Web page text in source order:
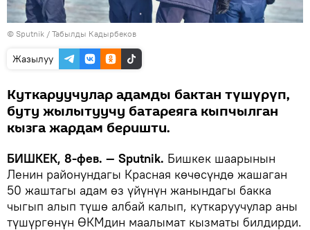
© Sputnik / Табылды Кадырбеков
Жазылуу
Куткаруучулар адамды бактан түшүрүп,
буту жылытуучу батареяга кыпчылган
кызга жардам беришти.
БИШКЕК, 8-фев. — Sputnik. Бишкек шаарынын
Ленин районундагы Красная көчөсүндө жашаган
50 жаштагы адам өз үйүнүн жанындагы бакка
чыгып алып түшө албай калып, куткаруучулар аны
түшүргөнүн ӨКМдин маалымат кызматы билдирди.